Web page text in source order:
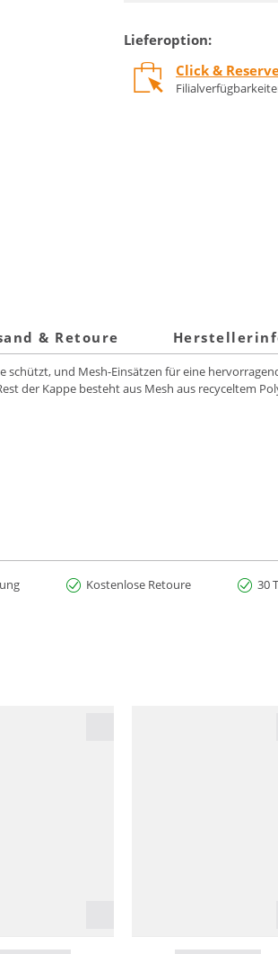
Lieferoption:
Click &
& Retoure
und Mesh-Einsätzen für eine
der Kappe besteht aus Mesh aus recyceltem
Kostenlose Retoure 30